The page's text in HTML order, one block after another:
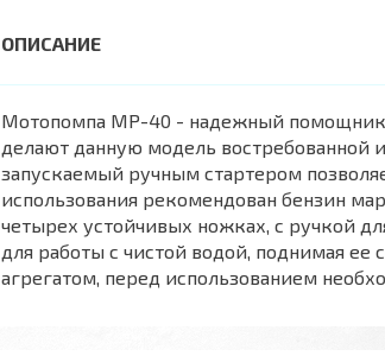
Мотопомпа MP-40 - надежный помощник
делают данную модель востребованной
запускаемый ручным стартером
использования рекомендован бензин
четырех устойчивых ножках, с ручкой
для работы с чистой водой, поднимая
агрегатом, перед использованием